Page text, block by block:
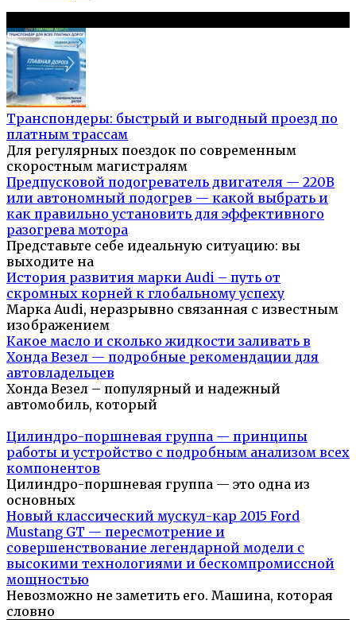
Транспондеры: быстрый и выгодный проезд по
платным трассам
Для регулярных поездок по современным
скоростным магистралям
Предпусковой подогреватель двигателя — 220В
или автономный подогрев — какой выбрать и
как правильно установить для эффективного
разогрева мотора
Представьте себе идеальную ситуацию: вы
выходите на
История развития марки Audi – путь от
скромных корней к глобальному успеху
Марка Audi, неразрывно связанная с известным
изображением
Какое масло и сколько жидкости заливать в
Хонда Везел — подробные рекомендации для
автовладельцев
Хонда Везел – популярный и надежный
автомобиль, который
Цилиндро-поршневая группа — принципы
работы и устройство с подробным анализом всех
компонентов
Цилиндро-поршневая группа — это одна из
основных
Новый классический мускул-кар 2015 Ford
Mustang GT — пересмотрение и
совершенствование легендарной модели с
высокими технологиями и бескомпромиссной
мощностью
Невозможно не заметить его. Машина, которая
словно